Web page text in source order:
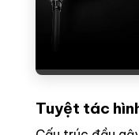
Tuyệt tác